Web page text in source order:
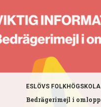
ESLÖVS FOLKHÖGSKOLA
Bedrägerimejl i omlopp